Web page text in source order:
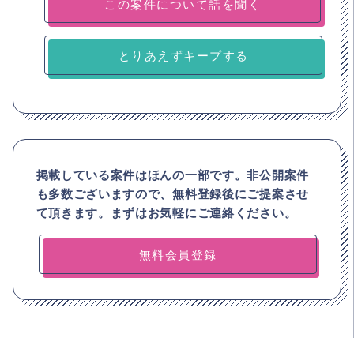
とりあえずキープする
掲載している案件はほんの一部です。非公開案件
も多数ございますので、無料登録後にご提案させ
て頂きます。まずはお気軽にご連絡ください。
無料会員登録